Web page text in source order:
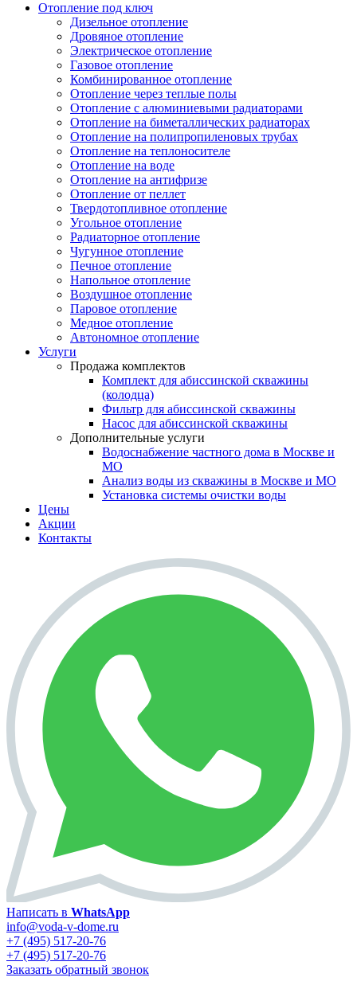
Отопление под ключ
Дизельное отопление
Дровяное отопление
Электрическое отопление
Газовое отопление
Комбинированное отопление
Отопление через теплые полы
Отопление с алюминиевыми радиаторами
Отопление на биметаллических радиаторах
Отопление на полипропиленовых трубах
Отопление на теплоносителе
Отопление на воде
Отопление на антифризе
Отопление от пеллет
Твердотопливное отопление
Угольное отопление
Радиаторное отопление
Чугунное отопление
Печное отопление
Напольное отопление
Воздушное отопление
Паровое отопление
Медное отопление
Автономное отопление
Услуги
Продажа комплектов
Комплект для абиссинской скважины
(колодца)
Фильтр для абиссинской скважины
Насос для абиссинской скважины
Дополнительные услуги
Водоснабжение частного дома в Москве и
МО
Анализ воды из скважины в Москве и МО
Установка системы очистки воды
Цены
Акции
Контакты
Написать в WhatsApp
info@voda-v-dome.ru
+7 (495) 517-20-76
+7 (495) 517-20-76
Заказать обратный звонок